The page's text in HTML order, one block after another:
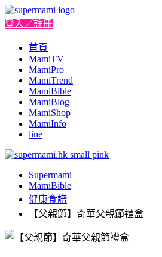
登入／註冊
首頁
MamiTV
MamiPro
MamiTrend
MamiBible
MamiBlog
MamiShop
MamiInfo
line
Supermami
MamiBible
健康食譜
【父親節】奇華父親節禮盒